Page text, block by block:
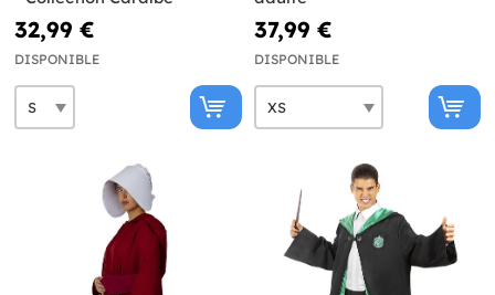
32,99 €
DISPONIBLE
37,99 €
DISPONIBLE